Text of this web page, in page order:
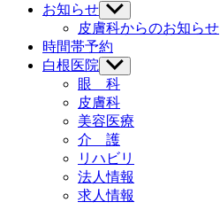
お知らせ Show
sub
menu
皮膚科からのお知らせ
時間帯予約
白根医院 Show
sub
menu
眼 科
皮膚科
美容医療
介 護
リハビリ
法人情報
求人情報